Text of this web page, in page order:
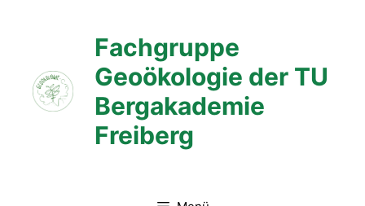
Fachgruppe
Geoökologie der TU
Bergakademie
Freiberg